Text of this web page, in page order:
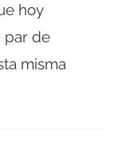
hoy
par de
misma